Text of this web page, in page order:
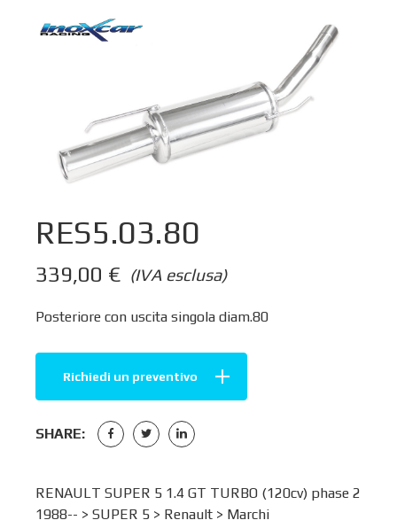
RES5.03.80
(IVA esclusa)
339,00 €
Posteriore con uscita singola diam.80
Richiedi un preventivo
SHARE:
RENAULT SUPER 5 1.4 GT TURBO (120cv) phase 2
1988-- > SUPER 5 > Renault > Marchi